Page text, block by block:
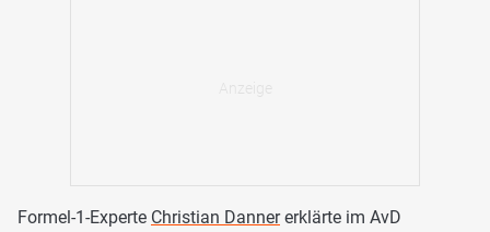
Formel-1-Experte Christian Dannererklärte im AvD